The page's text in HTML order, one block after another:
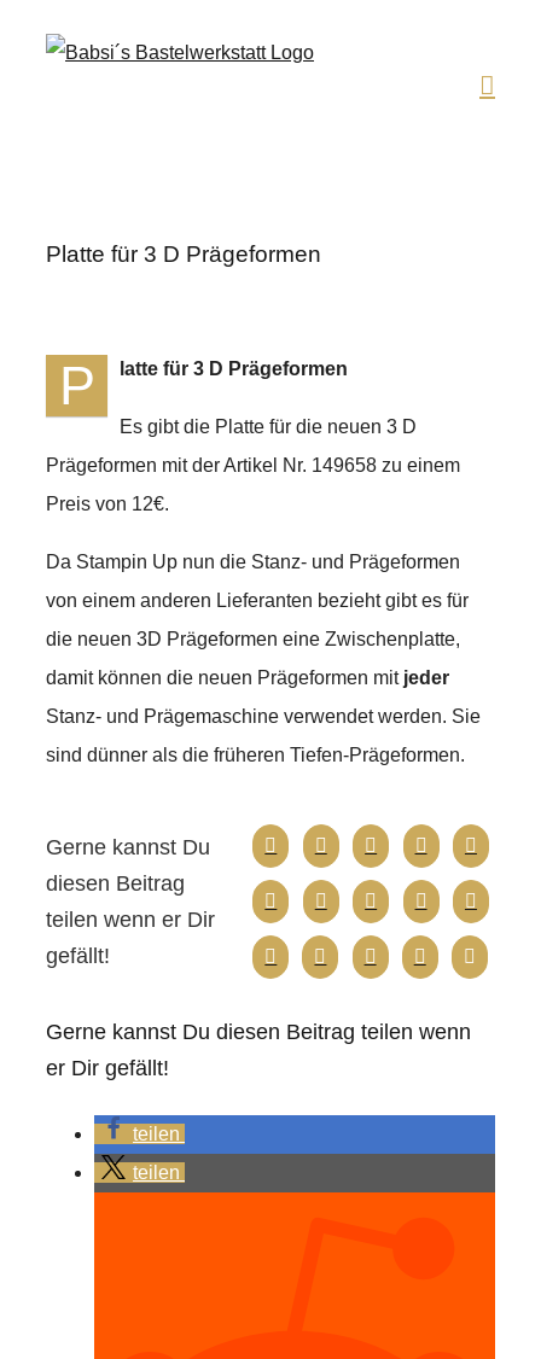
Platte für 3 D Prägeformen
P latte für 3 D Prägeformen
Es gibt die Platte für die neuen 3 D
Prägeformen mit der Artikel Nr. 149658 zu einem
Preis von 12€.
Da Stampin Up nun die Stanz- und Prägeformen
von einem anderen Lieferanten bezieht gibt es für
die neuen 3D Prägeformen eine Zwischenplatte,
damit können die neuen Prägeformen mit jeder
Stanz- und Prägemaschine verwendet werden. Sie
sind dünner als die früheren Tiefen-Prägeformen.
Gerne kannst Du
diesen Beitrag
teilen wenn er Dir
gefällt!
Gerne kannst Du diesen Beitrag teilen wenn
er Dir gefällt!
teilen
teilen